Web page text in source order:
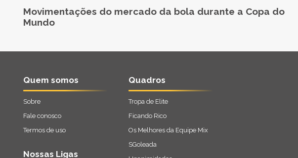
Movimentações do mercado da bola durante a Copa do
Mundo
Quem somos
Sobre
Fale conosco
Termos de uso
Nossas Ligas
Quadros
Tropa de Elite
Ficando Rico
Os Melhores da Equipe Mix
SGoleada